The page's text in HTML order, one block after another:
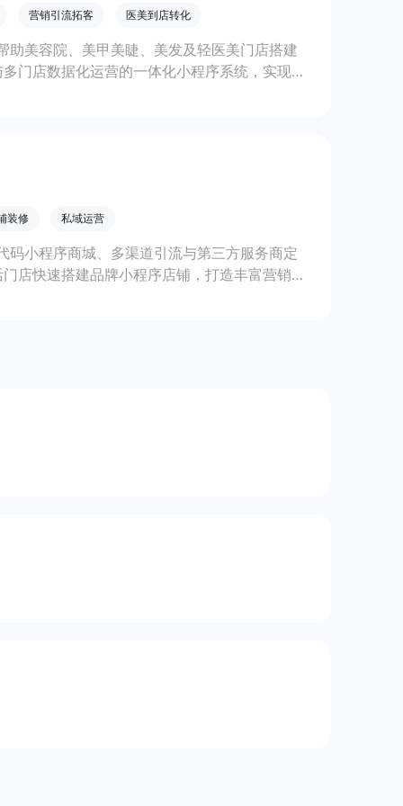
营销引流拓客 医美到店转化
美容院、美甲美睫、美发及轻医美门店搭建
门店数据化运营的一体化小程序系统，实现低
装修 私域运营
小程序商城、多渠道引流与第三方服务商定
店快速搭建品牌小程序店铺，打造丰富营销与